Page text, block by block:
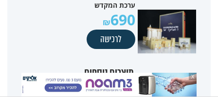
ערכת המקדש
690
לרכישה
מוצרים נוספים X